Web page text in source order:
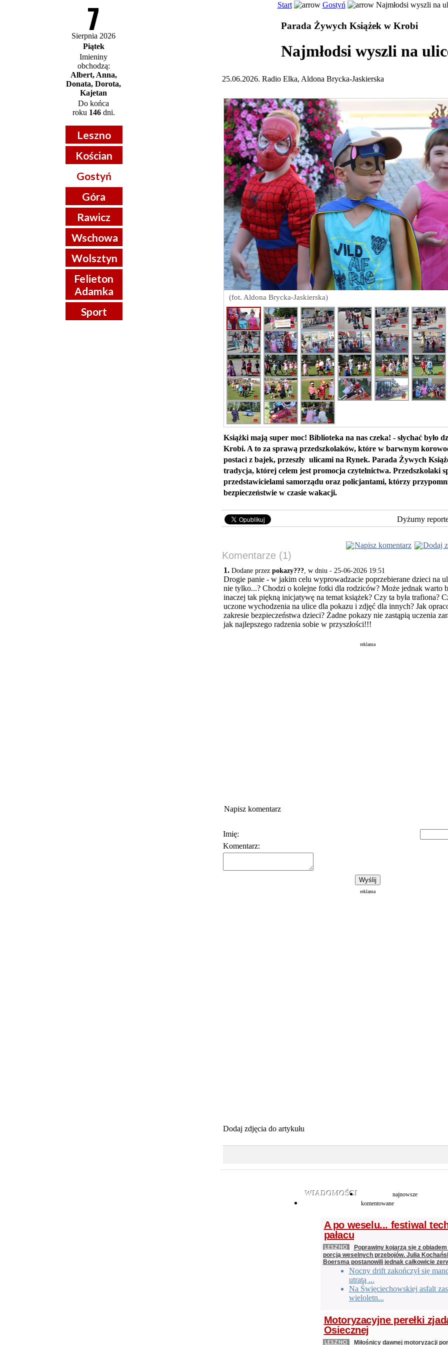
7
Sierpnia 2026
Piątek
Imieniny
obchodzą:
Albert, Anna,
Donata, Dorota,
Kajetan
Do końca
roku 146dni.
Leszno
Kościan
Gostyń
Góra
Rawicz
Wschowa
Wolsztyn
Felieton
Adamka
Sport
Start Gostyń Najmłodsi wyszli na
Parada Żywych Książek w Krobi
Najmłodsi wyszli na
25.06.2026. Radio Elka, Aldona Brycka-Jaskierska
(fot. Aldona Brycka-Jaskierska)
Książki mają super moc! Biblioteka na nas czeka! - słychać było
Krobi. A to za sprawą przedszkolaków, które w barwnym
postaci z bajek, przeszły ulicami na Rynek. Parada Żywych
tradycja, której celem jest promocja czytelnictwa. Przedszkolaki
przedstawicielami samorządu oraz policjantami, którzy
bezpieczeństwie w czasie wakacji.
Dyżurny
Napisz komentarz Dodaj
Komentarze (1)
1. Dodane przez pokazy???, w dniu - 25-06-2026 19:51
Drogie panie - w jakim celu wyprowadzacie poprzebierane dzieci na
nie tylko...? Chodzi o kolejne fotki dla rodziców? Może jednak warto
inaczej tak piękną inicjatywę na temat książek? Czy ta była trafiona?
uczone wychodzenia na ulice dla pokazu i zdjęć dla innych? Jak
zakresie bezpieczeństwa dzieci? Żadne pokazy nie zastąpią uczenia
jak najlepszego radzenia sobie w przyszłości!!!
reklama
Napisz komentarz
Imię:
Komentarz:
reklama
Dodaj zdjęcia do artykułu
WIADOMOŚCI
najnowsze
komentowane
A po weselu... festiwal
pałacu
LESZNO
Poprawiny kojarzą się z
porcją weselnych przebojów. Julia
Boersma postanowili jednak całkowicie
Nocny drift zakończył się
utratą ...
Na Święciechowskiej asfalt
wieloletn...
Motoryzacyjne perełki
Osiecznej
LESZNO Miłośnicy dawnej motoryzacji